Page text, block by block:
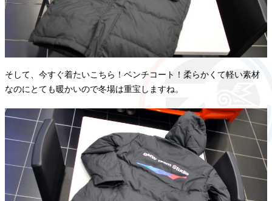
そして、今すぐ着たいこちら！ベンチコート！柔らかくて軽い素材
なのにとても暖かいので冬場は重宝しますね。